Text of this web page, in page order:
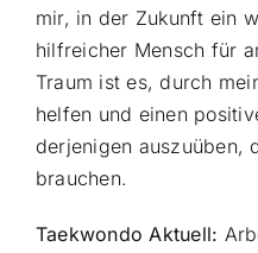
mir, in der Zukunft ein
hilfreicher Mensch für
Traum ist es, durch
helfen und einen
derjenigen auszuüben,
brauchen.
Taekwondo Aktuell: